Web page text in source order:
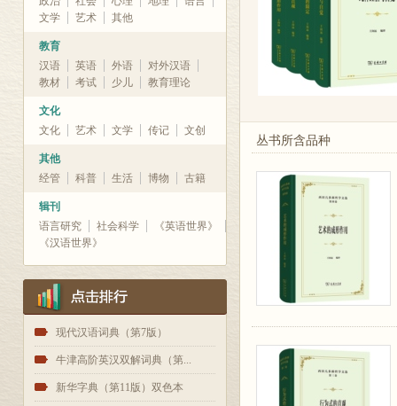
文学
艺术 其他
教育
汉语
英语 外语
对外汉语
教材
考试 少儿 教育理论
文化
文化
艺术 文学 传记 文创
其他
经管
科普 生活 博物 古籍
辑刊
语言研究
社会科学
《英语世界》
《汉语世界》
1 现代汉语词典（第7版）
2 牛津高阶英汉双解词典（第...
3 新华字典（第11版）双色本
丛书所含品种